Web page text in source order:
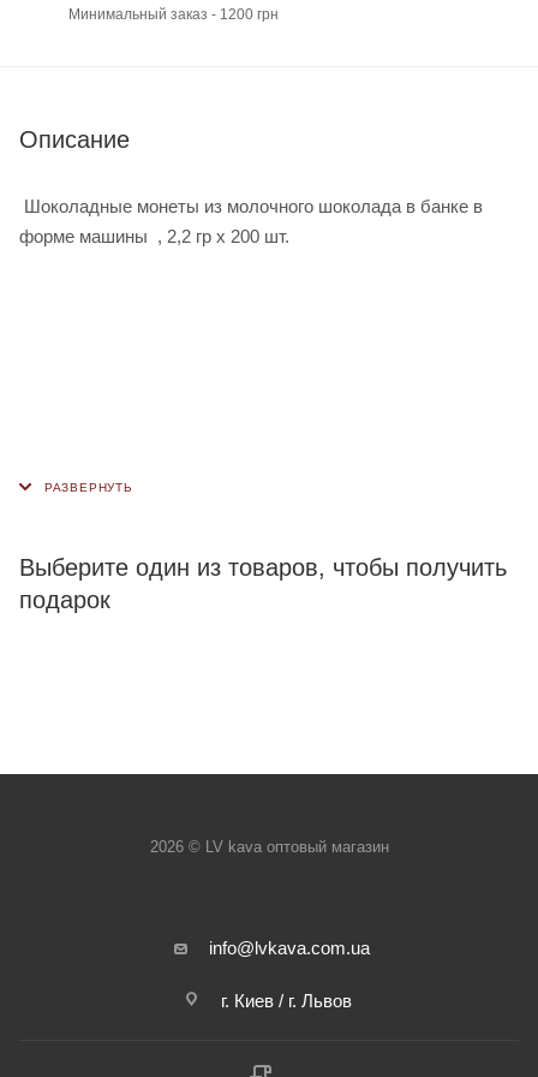
Минимальный заказ - 1200 грн
Описание
Шоколадные монеты из молочного шоколада в банке в
форме машины , 2,2 гр х 200 шт.
Выберите один из товаров, чтобы получить
подарок
2026 © LV kava оптовый магазин
info@lvkava.com.ua
г. Киев / г. Львов